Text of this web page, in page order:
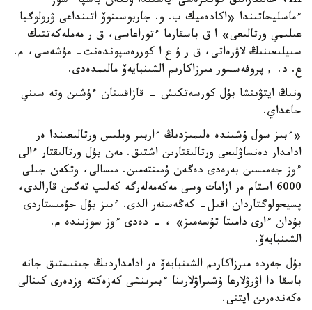
ءماسليحاتىندا «اكادەميك ب. و. جاربوسىنوۆ اتىنداعى ۋرولوگيا
عىلىمي ورتالىعى» ا ق باسقارما ءتوراعاسى، ق ر مەملەكەتتىك
سىيلىعىنىڭ لاۋرەاتى، ق ر ۇ ع ا كوررەسپوندەنت- مۇشەسى، م.
ع. د. , پروفەسسور مىرزاكارىم الشىنبايەۆ مالىمدەدى.
ونىڭ ايتۋىنشا بۇل كورسەتكىش - قازاقستان ءۇشىن وتە سىني
جاعداي.
«ءبىز سول ۇشىندە ەلىمىزدىڭ ءاربىر وبلىس ورتالىعىندا ەر
ادامدار دەنساۋلىعى ورتالىقتارىن اشتىق. مەن بۇل ورتالىقتار ءالى
ءوز جەمىسىن بەرەدى دەگەن ۇمىتتەمىن. مىسالى، وتكەن جىلى
6000 استام ەر ازامات وسى مەكەمەلەرگە كەلىپ تەگىن قارالدى،
پسيحولوگتاردان اقىل- كەڭەستەر الدى. ءبىز بۇل جۇمىستاردى
بۇدان ءارى دامىتا تۇسەمىز» ، - دەدى ءوز سوزىندە م.
الشىنبايەۆ.
بۇل جەردە مىرزاكارىم الشىنبايەۆ ەر ادامداردىڭ جىنىستىق جانە
باسقا دا اۋرۋلارعا ۇشىراۋلارىنا ءبىرىنشى كەزەكتە وزدەرى كىنالى
ەكەندەرىن ايتتى.